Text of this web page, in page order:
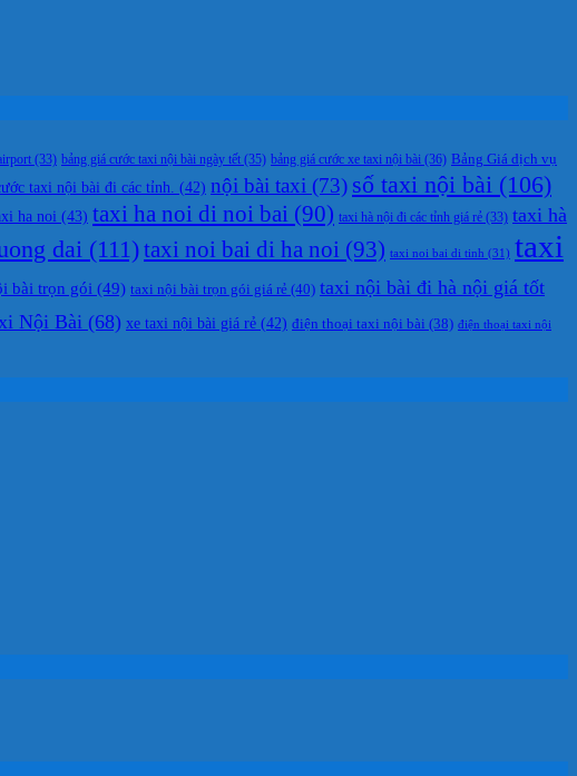
(33) bảng giá cước taxi nội bài ngày tết (35) bảng giá cước xe taxi nội bài (36) Bảng Giá dịch vụ
taxi nội bài đi các tỉnh. (42) nội bài taxi (73) số taxi nội bài (106)
ha noi (43) taxi ha noi di noi bai (90) taxi hà nội đi các tỉnh giá rẻ (33) taxi hà
dai (111)taxi noi bai di ha noi (93) taxi noi bai di tinh (31) taxi
bài trọn gói (49) taxi nội bài trọn gói giá rẻ (40) taxi nội bài đi hà nội giá tốt
Nội Bài (68) xe taxi nội bài giá rẻ (42) điện thoại taxi nội bài (38) điện thoại taxi nội